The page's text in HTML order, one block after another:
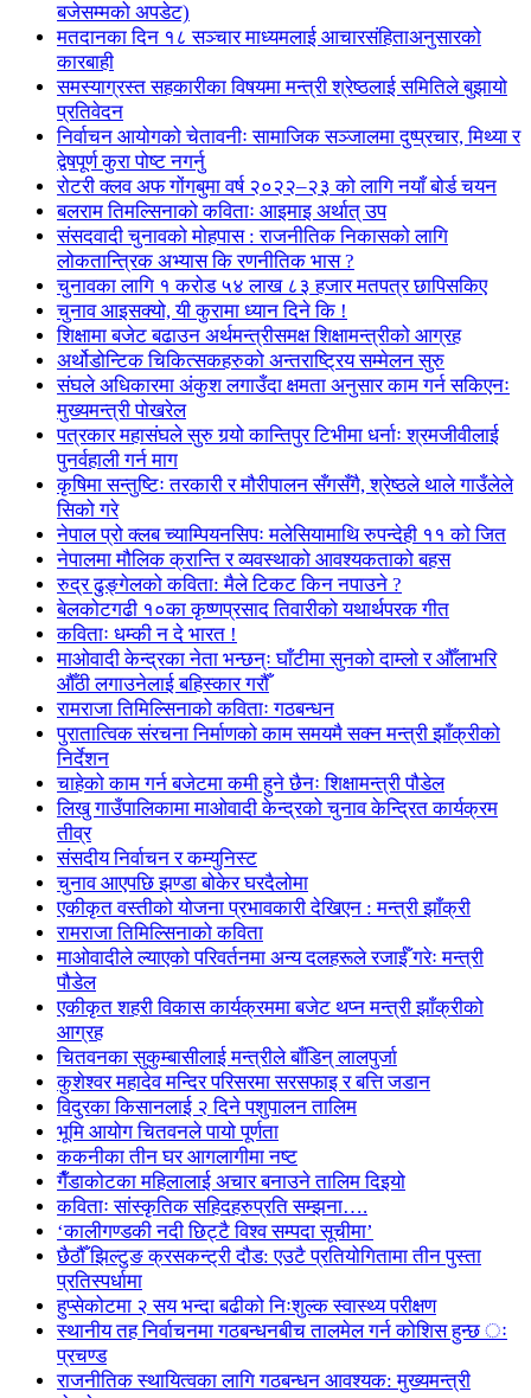
बजेसम्मको अपडेट)
मतदानका दिन १८ सञ्चार माध्यमलाई आचारसंहिताअनुसारको
कारबाही
समस्याग्रस्त सहकारीका विषयमा मन्त्री श्रेष्ठलाई समितिले बुझायो
प्रतिवेदन
निर्वाचन आयोगको चेतावनीः सामाजिक सञ्जालमा दुष्प्रचार, मिथ्या र
द्वेषपूर्ण कुरा पोष्ट नगर्नु
रोटरी क्लव अफ गोंगबुमा वर्ष २०२२–२३ को लागि नयाँ बोर्ड चयन
बलराम तिमल्सिनाको कविताः आइमाइ अर्थात् उप
संसदवादी चुनावको मोहपास : राजनीतिक निकासको लागि
लोकतान्त्रिक अभ्यास कि रणनीतिक भास ?
चुनावका लागि १ करोड ५४ लाख ८३ हजार मतपत्र छापिसकिए
चुनाव आइसक्यो, यी कुरामा ध्यान दिने कि !
शिक्षामा बजेट बढाउन अर्थमन्त्रीसमक्ष शिक्षामन्त्रीको आग्रह
अर्थोडोन्टिक चिकित्सकहरुको अन्तराष्ट्रिय सम्मेलन सुरु
संघले अधिकारमा अंकुश लगाउँदा क्षमता अनुसार काम गर्न सकिएनः
मुख्यमन्त्री पोखरेल
पत्रकार महासंघले सुरु गर्‍यो कान्तिपुर टिभीमा धर्नाः श्रमजीवीलाई
पुनर्वहाली गर्न माग
कृषिमा सन्तुष्टिः तरकारी र मौरीपालन सँगसँगै, श्रेष्ठले थाले गाउँलेले
सिको गरे
नेपाल प्रो क्लब च्याम्पियनसिपः मलेसियामाथि रुपन्देही ११ को जित
नेपालमा मौलिक क्रान्ति र व्यवस्थाको आवश्यकताको बहस
रुद्र ढुङ्गेलको कविता: मैले टिकट किन नपाउने ?
बेलकोटगढी १०का कृष्णप्रसाद तिवारीको यथार्थपरक गीत
कविताः धम्की न दे भारत !
माओवादी केन्द्रका नेता भन्छन्ः घाँटीमा सुनको दाम्लो र औँलाभरि
औँठी लगाउनेलाई बहिस्कार गरौँ
रामराजा तिमिल्सिनाको कविताः गठबन्धन
पुरातात्विक संरचना निर्माणको काम समयमै सक्न मन्त्री झाँक्रीको
निर्देशन
चाहेको काम गर्न बजेटमा कमी हुने छैनः शिक्षामन्त्री पौडेल
लिखु गाउँपालिकामा माओवादी केन्द्रको चुनाव केन्द्रित कार्यक्रम
तीव्र
संसदीय निर्वाचन र कम्युनिस्ट
चुनाव आएपछि झण्डा बोकेर घरदैलोमा
एकीकृत वस्तीको योजना प्रभावकारी देखिएन : मन्त्री झाँक्री
रामराजा तिमिल्सिनाको कविता
माओवादीले ल्याएको परिवर्तनमा अन्य दलहरूले रजाईँ गरेः मन्त्री
पौडेल
एकीकृत शहरी विकास कार्यक्रममा बजेट थप्न मन्त्री झाँक्रीको
आग्रह
चितवनका सुकुम्बासीलाई मन्त्रीले बाँडिन् लालपुर्जा
कुशेश्वर महादेव मन्दिर परिसरमा सरसफाइ र बत्ति जडान
विदुरका किसानलाई २ दिने पशुपालन तालिम
भूमि आयोग चितवनले पायो पूर्णता
ककनीका तीन घर आगलागीमा नष्ट
गैँडाकोटका महिलालाई अचार बनाउने तालिम दिइयो
कविताः सांस्कृतिक सहिदहरुप्रति सम्झना….
‘कालीगण्डकी नदी छिट्टै विश्व सम्पदा सूचीमा’
छैठौँ झिल्टुङ क्रसकन्ट्री दौड: एउटै प्रतियोगितामा तीन पुस्ता
प्रतिस्पर्धामा
हुप्सेकोटमा २ सय भन्दा बढीको निःशुल्क स्वास्थ्य परीक्षण
स्थानीय तह निर्वाचनमा गठबन्धनबीच तालमेल गर्न कोशिस हुन्छ ः
प्रचण्ड
राजनीतिक स्थायित्वका लागि गठबन्धन आवश्यक: मुख्यमन्त्री